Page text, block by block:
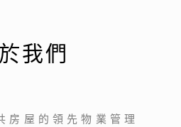
我們
房 屋 的 領 先 物 業 管 理